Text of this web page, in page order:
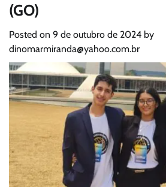
(GO)
Posted on 9 de outubro de 2024 by
dinomarmiranda@yahoo.com.br